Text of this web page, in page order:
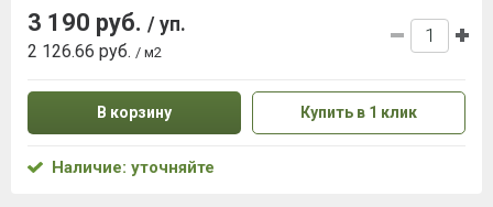
3 190 руб. / уп.
2 126.66 руб. / м2
В корзину Купить в 1 клик
Наличие: уточняйте